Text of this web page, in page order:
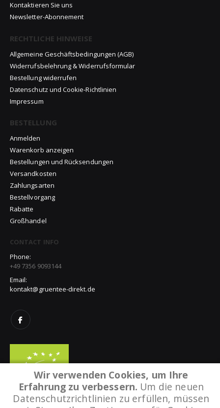
Wir verwenden Cookies, um Ihre
Erfahrung zu verbessern. Um die neuen
Datenschutzrichtlinien zu erfüllen, müssen
Kontaktieren Sie uns
Newsletter-Abonnement
RECHTLICHE HINWEISE
Allgemeine Geschäftsbedingungen (AGB)
Widerrufsbelehrung & Widerrufsformular
Bestellung widerrufen
Datenschutz und Cookie-Richtlinien
Impressum
BESTELLUNG
Anmelden
Warenkorb anzeigen
Bestellungen und Rücksendungen
Versandkosten
Zahlungsarten
Bestellvorgang
Rabatte
Großhandel
CONTACT INFO
Phone:
+49 7356 9093144
Email:
kontakt@gruentee-direkt.de